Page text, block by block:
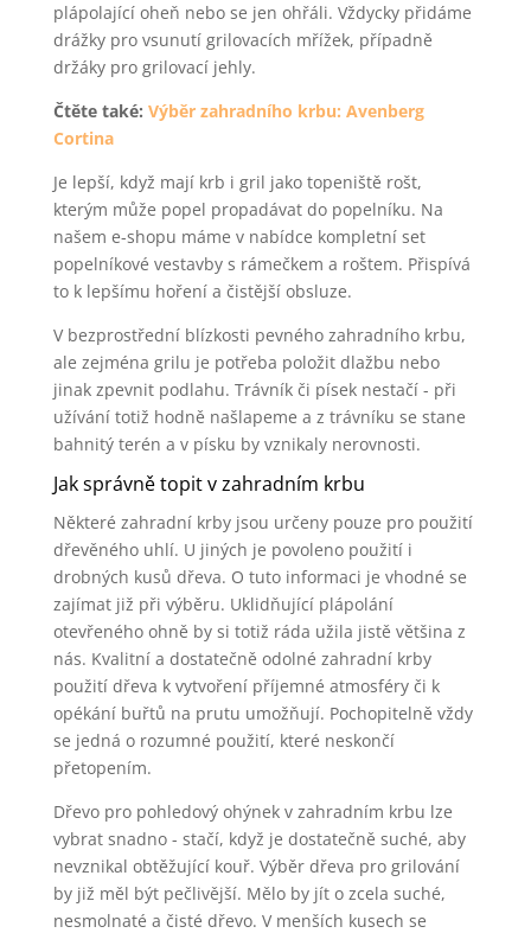
plápolající oheň nebo se jen ohřáli. Vždycky přidáme
drážky pro vsunutí grilovacích mřížek, případně
držáky pro grilovací jehly.
Čtěte také: Výběr zahradního krbu: Avenberg
Cortina
Je lepší, když mají krb i gril jako topeniště rošt,
kterým může popel propadávat do popelníku. Na
našem e-shopu máme v nabídce kompletní set
popelníkové vestavby s rámečkem a roštem. Přispívá
to k lepšímu hoření a čistější obsluze.
V bezprostřední blízkosti pevného zahradního krbu,
ale zejména grilu je potřeba položit dlažbu nebo
jinak zpevnit podlahu. Trávník či písek nestačí - při
užívání totiž hodně našlapeme a z trávníku se stane
bahnitý terén a v písku by vznikaly nerovnosti.
Jak správně topit v zahradním krbu
Některé zahradní krby jsou určeny pouze pro použití
dřevěného uhlí. U jiných je povoleno použití i
drobných kusů dřeva. O tuto informaci je vhodné se
zajímat již při výběru. Uklidňující plápolání
otevřeného ohně by si totiž ráda užila jistě většina z
nás. Kvalitní a dostatečně odolné zahradní krby
použití dřeva k vytvoření příjemné atmosféry či k
opékání buřtů na prutu umožňují. Pochopitelně vždy
se jedná o rozumné použití, které neskončí
přetopením.
Dřevo pro pohledový ohýnek v zahradním krbu lze
vybrat snadno - stačí, když je dostatečně suché, aby
nevznikal obtěžující kouř. Výběr dřeva pro grilování
by již měl být pečlivější. Mělo by jít o zcela suché,
nesmolnaté a čisté dřevo. V menších kusech se